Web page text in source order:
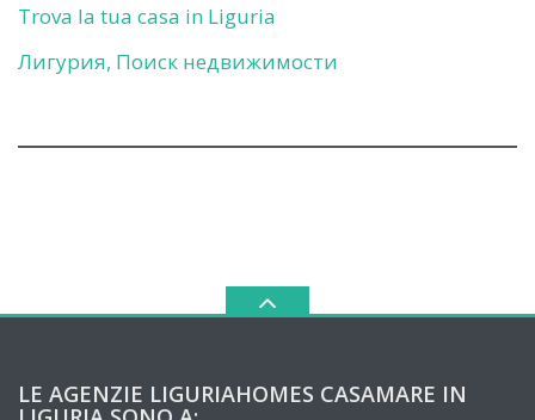
Trova la tua casa in Liguria
Лигурия, Поиск недвижимости
LE AGENZIE LIGURIAHOMES CASAMARE IN